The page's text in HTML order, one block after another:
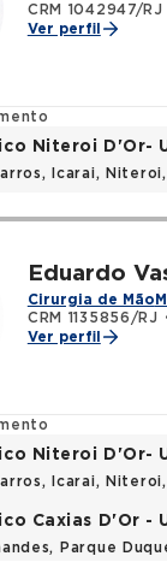
CRM 1042947/RJ
Ver perfil
Niteroi D'Or-
Icarai,
Eduardo
Cirurgia de Mão
CRM 1135856/RJ
Ver perfil
Niteroi D'Or-
Icarai,
Caxias D'Or -
Parque